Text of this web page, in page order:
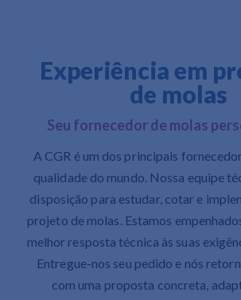
Experiência em
de molas
Seu fornecedor de molas
A CGR é um dos principais
qualidade do mundo. Nossa equipe
disposição para estudar, cotar e
projeto de molas. Estamos
melhor resposta técnica às suas
Entregue-nos seu pedido e nós
com uma proposta concreta,